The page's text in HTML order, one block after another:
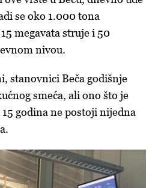
se oko 1.000 tona
megavata struje i 50
nivou.
stanovnici Beča godišnje
smeća, ali ono što je
godina ne postoji nijedna